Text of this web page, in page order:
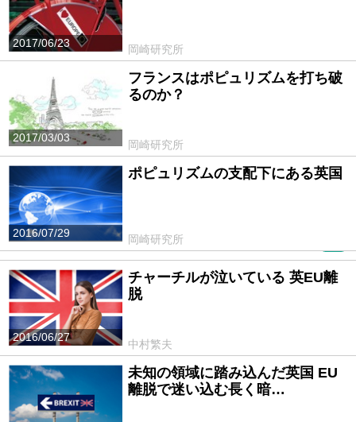
2017/06/23
岡崎研究所
2017/03/03
フランスはポピュリズムを打ち破
るのか？
岡崎研究所
2016/07/29
ポピュリズムの支配下にある英国
岡崎研究所
2016/06/27
チャーチルが泣いている 英EU離
脱
中村繁夫
未知の領域に踏み込んだ英国 EU
離脱で迷い込む長く暗…